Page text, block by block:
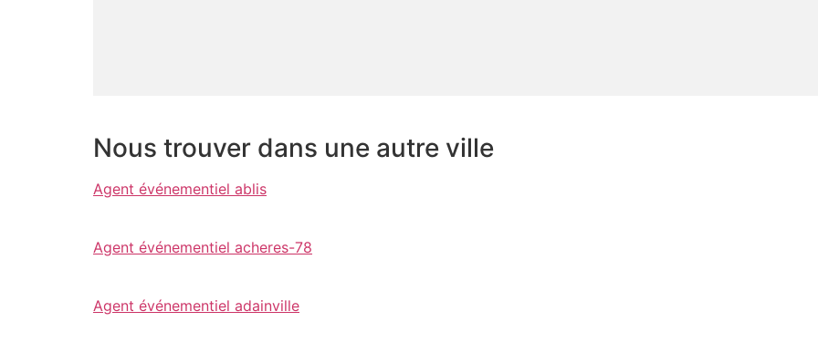
Nous trouver dans une autre ville
Agent événementiel ablis
Agent événementiel acheres-78
Agent événementiel adainville